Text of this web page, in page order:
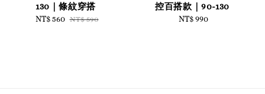
130｜條紋穿搭
Sale
NT$ 560 Regular
NT$ 590
控百搭款｜90-130
Regular
NT$ 990